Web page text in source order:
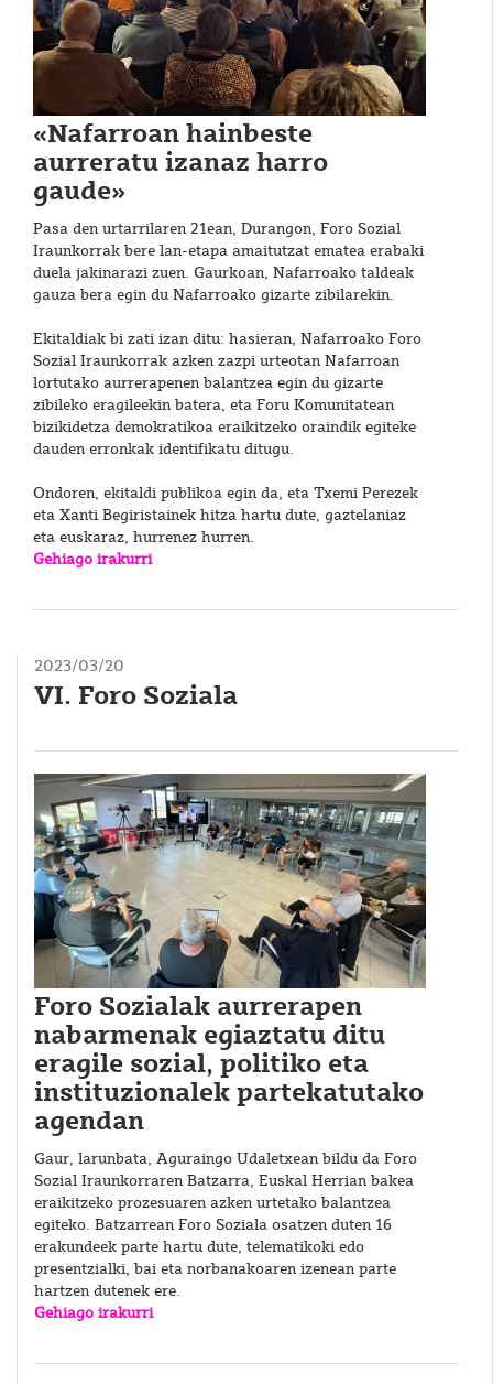
«Nafarroan hainbeste
aurreratu izanaz harro
gaude»
Pasa den urtarrilaren 21ean, Durangon, Foro Sozial
Iraunkorrak bere lan-etapa amaitutzat ematea erabaki
duela jakinarazi zuen. Gaurkoan, Nafarroako taldeak
gauza bera egin du Nafarroako gizarte zibilarekin.
Ekitaldiak bi zati izan ditu: hasieran, Nafarroako Foro
Sozial Iraunkorrak azken zazpi urteotan Nafarroan
lortutako aurrerapenen balantzea egin du gizarte
zibileko eragileekin batera, eta Foru Komunitatean
bizikidetza demokratikoa eraikitzeko oraindik egiteke
dauden erronkak identifikatu ditugu.
Ondoren, ekitaldi publikoa egin da, eta Txemi Perezek
eta Xanti Begiristainek hitza hartu dute, gaztelaniaz
eta euskaraz, hurrenez hurren.
Gehiago irakurri
2023/03/20
VI. Foro Soziala
Foro Sozialak aurrerapen
nabarmenak egiaztatu ditu
eragile sozial, politiko eta
instituzionalek partekatutako
agendan
Gaur, larunbata, Aguraingo Udaletxean bildu da Foro
Sozial Iraunkorraren Batzarra, Euskal Herrian bakea
eraikitzeko prozesuaren azken urtetako balantzea
egiteko. Batzarrean Foro Soziala osatzen duten 16
erakundeek parte hartu dute, telematikoki edo
presentzialki, bai eta norbanakoaren izenean parte
hartzen dutenek ere.
Gehiago irakurri